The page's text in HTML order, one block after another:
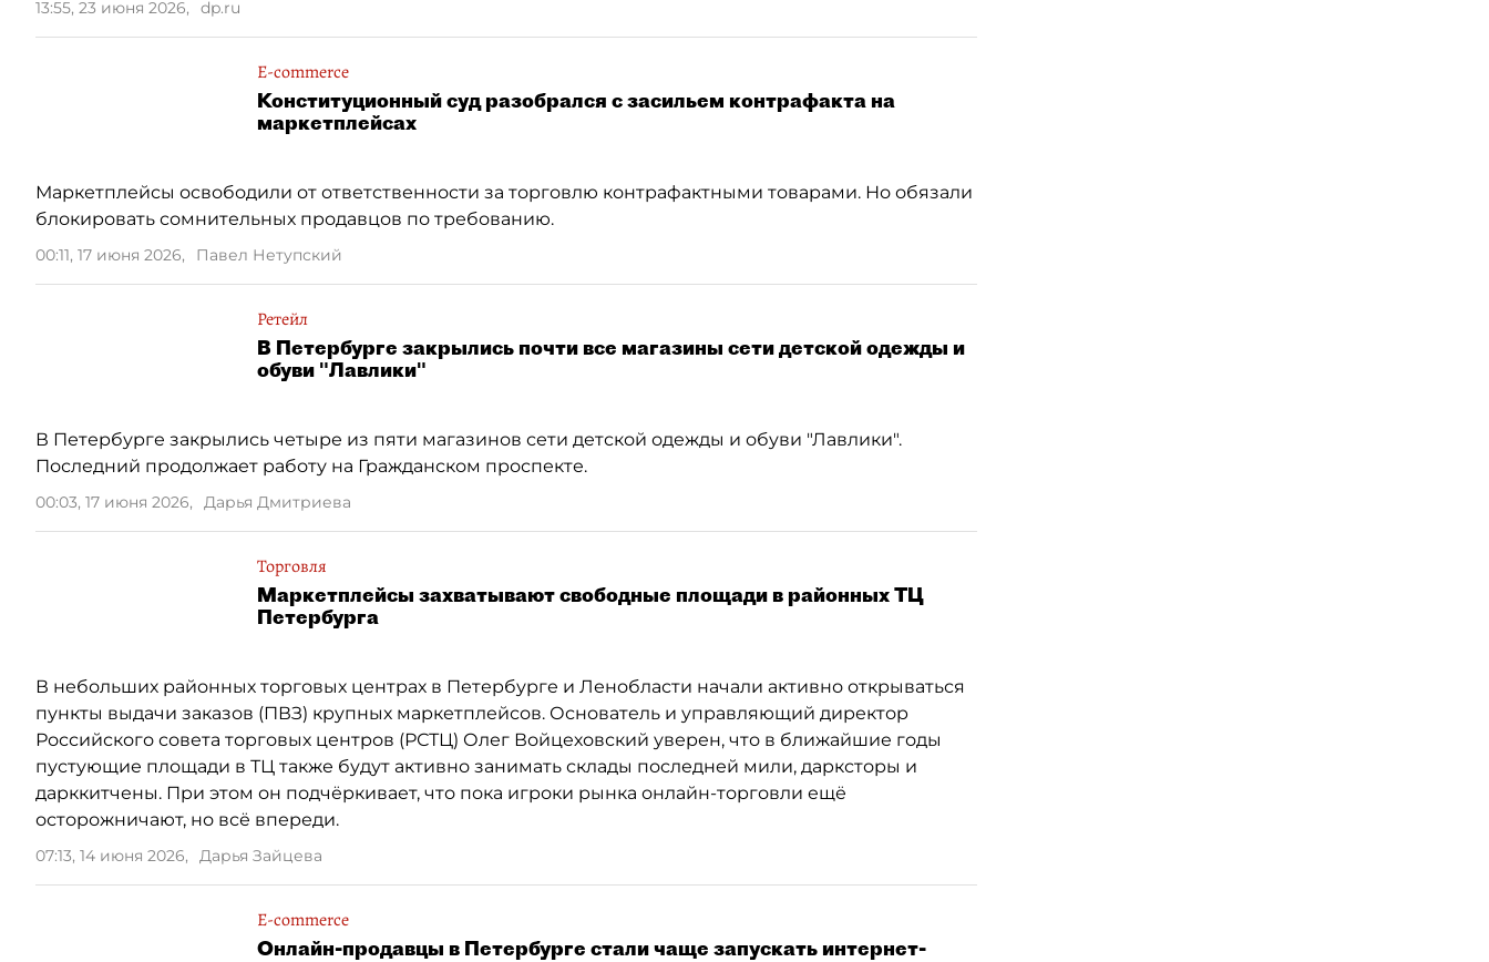
13:55, 23 июня 2026, dp.ru
E-commerce
Конституционный суд разобрался с засильем контрафакта на
маркетплейсах
Маркетплейсы освободили от ответственности за торговлю контрафактными товарами. Но обязали
блокировать сомнительных продавцов по требованию.
00:11, 17 июня 2026, Павел Нетупский
Ретейл
В Петербурге закрылись почти все магазины сети детской одежды и
обуви "Лавлики"
В Петербурге закрылись четыре из пяти магазинов сети детской одежды и обуви "Лавлики".
Последний продолжает работу на Гражданском проспекте.
00:03, 17 июня 2026, Дарья Дмитриева
Торговля
Маркетплейсы захватывают свободные площади в районных ТЦ
Петербурга
В небольших районных торговых центрах в Петербурге и Ленобласти начали активно открываться
пункты выдачи заказов (ПВЗ) крупных маркетплейсов. Основатель и управляющий директор
Российского совета торговых центров (РСТЦ) Олег Войцеховский уверен, что в ближайшие годы
пустующие площади в ТЦ также будут активно занимать склады последней мили, дарксторы и
дарккитчены. При этом он подчёркивает, что пока игроки рынка онлайн-торговли ещё
осторожничают, но всё впереди.
07:13, 14 июня 2026, Дарья Зайцева
E-commerce
Онлайн-продавцы в Петербурге стали чаще запускать интернет-